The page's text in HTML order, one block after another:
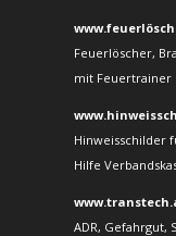
Feuerlöscher,
mit Feuertrainer
Hinweisschilder
Hilfe
ADR, Gefahrgut,